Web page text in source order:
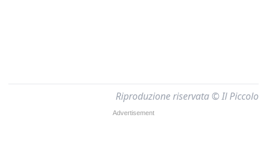
Riproduzione riservata © Il Piccolo